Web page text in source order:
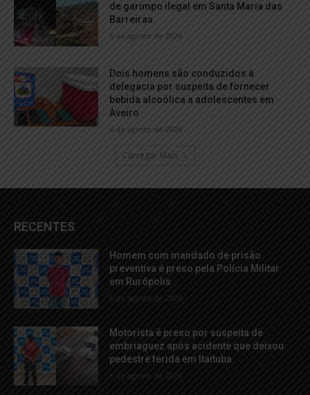
de garimpo ilegal em Santa Maria das
Barreiras
6 de agosto de 2026
Dois homens são conduzidos à
delegacia por suspeita de fornecer
bebida alcoólica a adolescentes em
Aveiro
6 de agosto de 2026
Carregar Mais
RECENTES
Homem com mandado de prisão
preventiva é preso pela Polícia Militar
em Rurópolis
6 de agosto de 2026
Motorista é preso por suspeita de
embriaguez após acidente que deixou
pedestre ferida em Itaituba
6 de agosto de 2026